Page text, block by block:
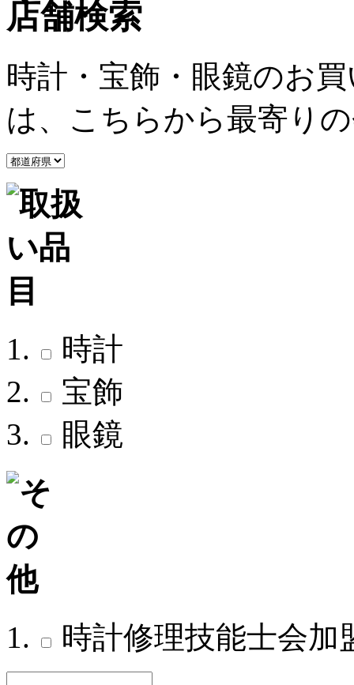
店舗検索
時計・宝飾・眼鏡のお
は、こちらから最寄り
時計
宝飾
眼鏡
時計修理技能士会加